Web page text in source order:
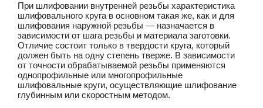
При шлифовании внутренней резьбы характеристика
шлифовального круга в основном такая же, как и для
шлифования наружной резьбы — назначается в
зависимости от шага резьбы и материала заготовки.
Отличие состоит только в твердости круга, который
должен быть на одну степень тверже. В зависимости
от точности обрабатываемой резьбы применяются
однопрофильные или многопрофильные
шлифовальные круги, осуществляющие шлифование
глубинным или скоростным методом.